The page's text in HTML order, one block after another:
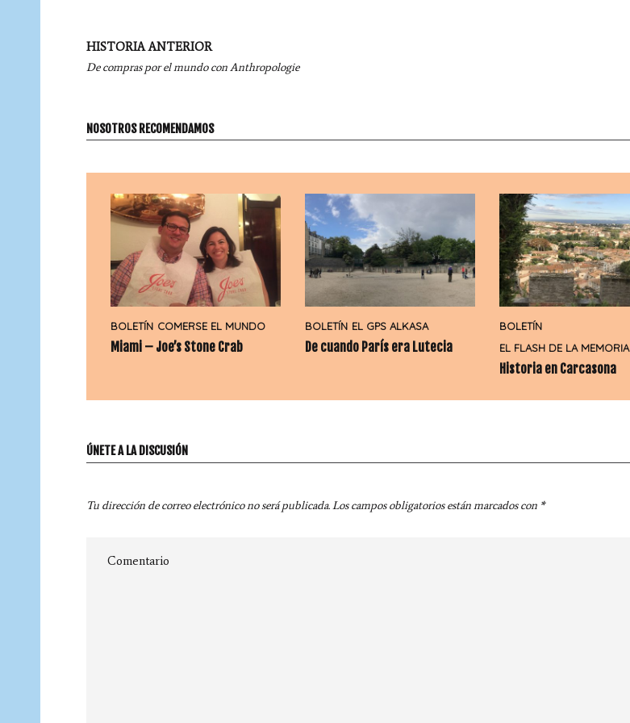
Navegación
por
HISTORIA ANTERIOR
De compras por el mundo con Anthropologie
NOSOTROS RECOMENDAMOS
BOLETÍN COMERSE EL MUNDO
Miami – Joe’s Stone Crab
BOLETÍN EL GPS ALKASA
De cuando París era Lutecia
BOLETÍN
EL FLASH DE LA MEMORIA
Historia en Carcasona
ÚNETE A LA DISCUSIÓN
Tu dirección de correo electrónico no será publicada.Los campos obligatorios están marcados con *